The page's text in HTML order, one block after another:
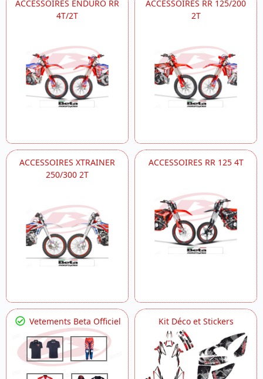
ACCESSOIRES ENDURO RR
4T/2T
ACCESSOIRES RR 125/200
2T
ACCESSOIRES XTRAINER
250/300 2T
ACCESSOIRES RR 125 4T
Vetements Beta Officiel Kit Déco et Stickers